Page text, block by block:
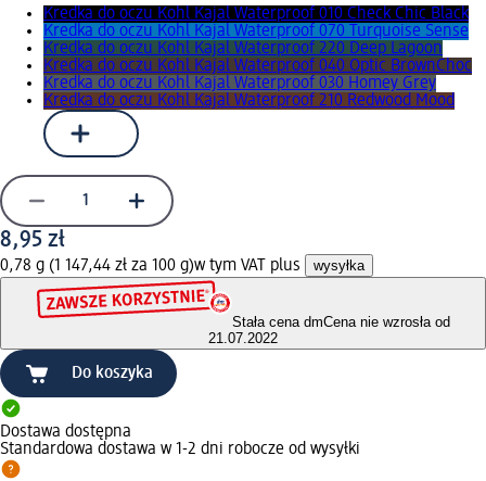
Kredka do oczu Kohl Kajal Waterproof 010 Check Chic Black
Kredka do oczu Kohl Kajal Waterproof 070 Turquoise Sense
Kredka do oczu Kohl Kajal Waterproof 220 Deep Lagoon
Kredka do oczu Kohl Kajal Waterproof 040 Optic BrownChoc
Kredka do oczu Kohl Kajal Waterproof 030 Homey Grey
Kredka do oczu Kohl Kajal Waterproof 210 Redwood Mood
8,95 zł
0,78 g (1 147,44 zł za 100 g)w tym VAT plus wysyłka
Stała cena dmCena nie wzrosła od
21.07.2022
Do koszyka
Dostawa dostępna
Standardowa dostawa w 1-2 dni robocze od wysyłki